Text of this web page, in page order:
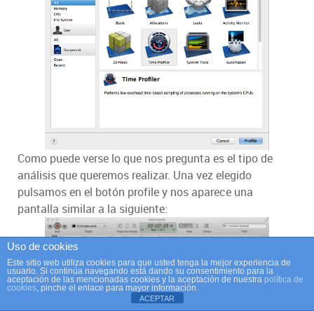
Como puede verse lo que nos pregunta es el tipo de
análisis que queremos realizar. Una vez elegido
pulsamos en el botón profile y nos aparece una
pantalla similar a la siguiente:
Uso de cookies
Este sitio web utiliza cookies para que usted tenga la mejor experiencia de
usuario. Si continúa navegando está dando su consentimiento para la
aceptación de las mencionadas cookies y la aceptación de nuestra política de
cookies, pinche el enlace para mayor información.
ACEPTAR